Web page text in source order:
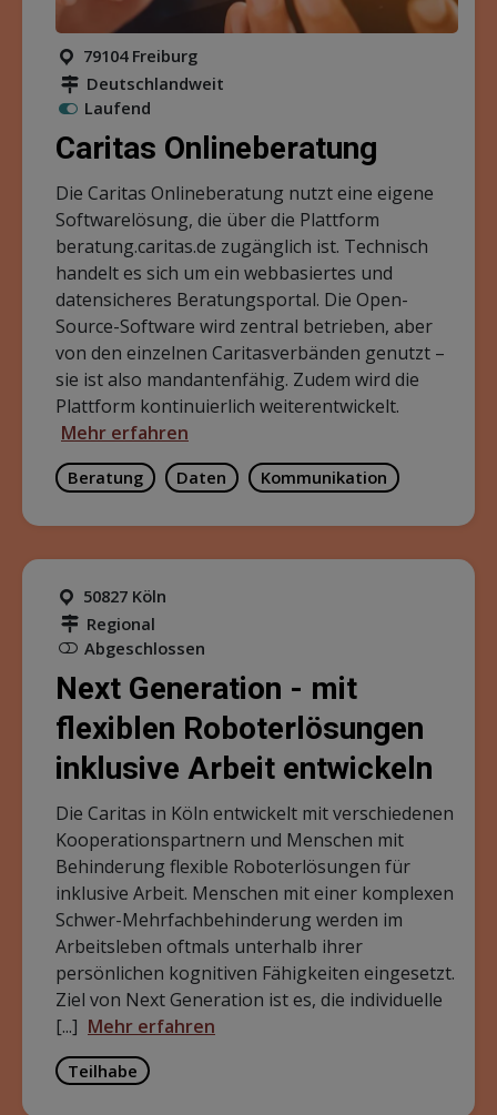
79104 Freiburg
Deutschlandweit
Laufend
Caritas Onlineberatung
Die Caritas Onlineberatung nutzt eine eigene
Softwarelösung, die über die Plattform
beratung.caritas.de zugänglich ist. Technisch
handelt es sich um ein webbasiertes und
datensicheres Beratungsportal. Die Open-
Source-Software wird zentral betrieben, aber
von den einzelnen Caritasverbänden genutzt –
sie ist also mandantenfähig. Zudem wird die
Plattform kontinuierlich weiterentwickelt.
Mehr erfahren
Beratung Daten Kommunikation
50827 Köln
Regional
Abgeschlossen
Next Generation - mit
flexiblen Roboterlösungen
inklusive Arbeit entwickeln
Die Caritas in Köln entwickelt mit verschiedenen
Kooperationspartnern und Menschen mit
Behinderung flexible Roboterlösungen für
inklusive Arbeit. Menschen mit einer komplexen
Schwer-Mehrfachbehinderung werden im
Arbeitsleben oftmals unterhalb ihrer
persönlichen kognitiven Fähigkeiten eingesetzt.
Ziel von Next Generation ist es, die individuelle
[...] Mehr erfahren
Teilhabe